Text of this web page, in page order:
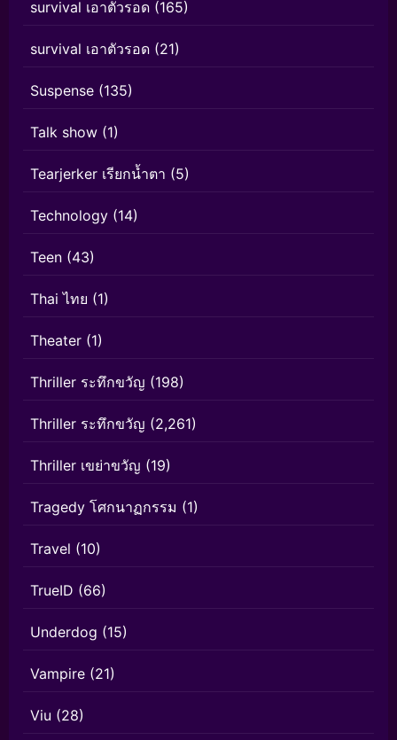
survival เอาตัวรอด (165)
survival เอาตัวรอด (21)
Suspense (135)
Talk show (1)
Tearjerker เรียกน้ำตา (5)
Technology (14)
Teen (43)
Thai ไทย (1)
Theater (1)
Thriller ระทึกขวัญ (198)
Thriller ระทึกขวัญ (2,261)
Thriller เขย่าขวัญ (19)
Tragedy โศกนาฏกรรม (1)
Travel (10)
TrueID (66)
Underdog (15)
Vampire (21)
Viu (28)